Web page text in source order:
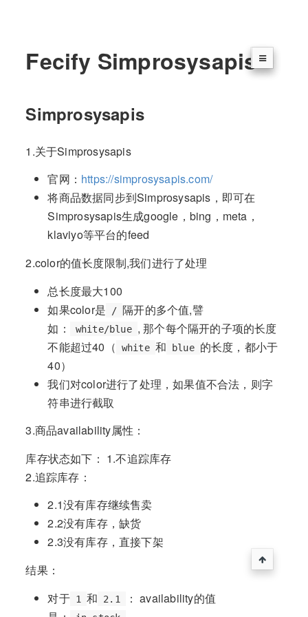
Fecify Simprosysapis
Simprosysapis
1.关于Simprosysapis
官网： https://simprosysapis.com/
将商品数据同步到Simprosysapis，即可在
Simprosysapis生成google，bing，meta，
klaviyo等平台的feed
2.color的值长度限制,我们进行了处理
总长度最大100
如果color是
/ 隔开的多个值,譬
如：
white/blue , 那个每个隔开的子项的长度
不能超过40（
white 和 blue 的长度，都小于
40）
我们对color进行了处理，如果值不合法，则字
符串进行截取
3.商品availability属性：
库存状态如下： 1.不追踪库存
2.追踪库存：
2.1没有库存继续售卖
2.2没有库存，缺货
2.3没有库存，直接下架
结果：
对于 1 和 2.1
： availability的值